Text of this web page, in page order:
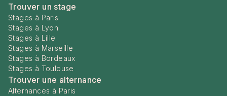
Trouver un stage
Stages à Paris
Stages à Lyon
Stages à Lille
Stages à Marseille
Stages à Bordeaux
Stages à Toulouse
Trouver une alternance
Alternances à Paris